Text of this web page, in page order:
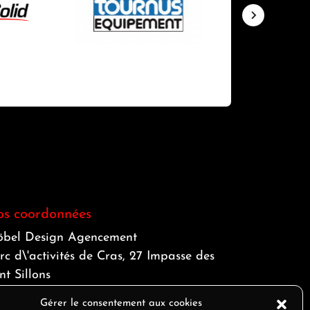
Gérer le consentement aux cookies
coordonnées
Design Agencement
d\'activités de Cras, 27 Impasse des
Sillons